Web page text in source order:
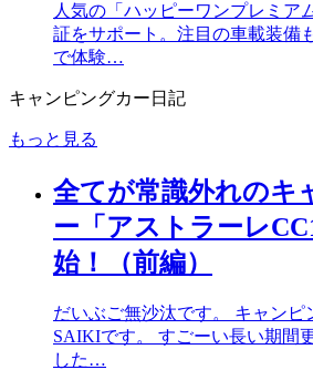
人気の「ハッピーワンプレミア
証をサポート。注目の車載装備
で体験…
キャンピングカー日記
もっと見る
全てが常識外れのキ
ー「アストラーレ
始！（前編）
だいぶご無沙汰です。 キャンピ
SAIKIです。 すごーい長い期間
した…